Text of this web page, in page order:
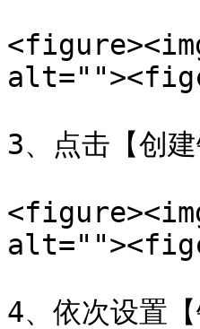
3、点击【创建
4、依次设置